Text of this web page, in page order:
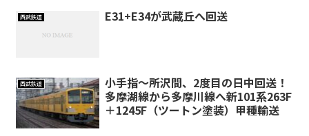
西武鉄道 E31+E34が武蔵丘へ回送
西武鉄道
小手指～所沢間、2度目の日中回送！
多摩湖線から多摩川線へ新101系263F
＋1245F（ツートン塗装）甲種輸送